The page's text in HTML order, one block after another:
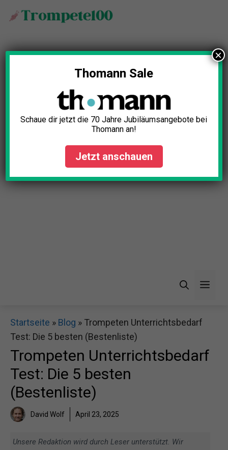
Inhalt
Startseite » Blog » Trompeten Unterrichtsbedarf
Test: Die 5 besten (Bestenliste)
Trompeten Unterrichtsbedarf
Test: Die 5 besten
(Bestenliste)
David Wolf April 23, 2025
Unsere Redaktion wird durch Leser unterstützt. Wir
Thomann Sale
Schaue dir jetzt die 70 Jahre Jubiläumsangebote bei
Thomann an!
Jetzt anschauen
×